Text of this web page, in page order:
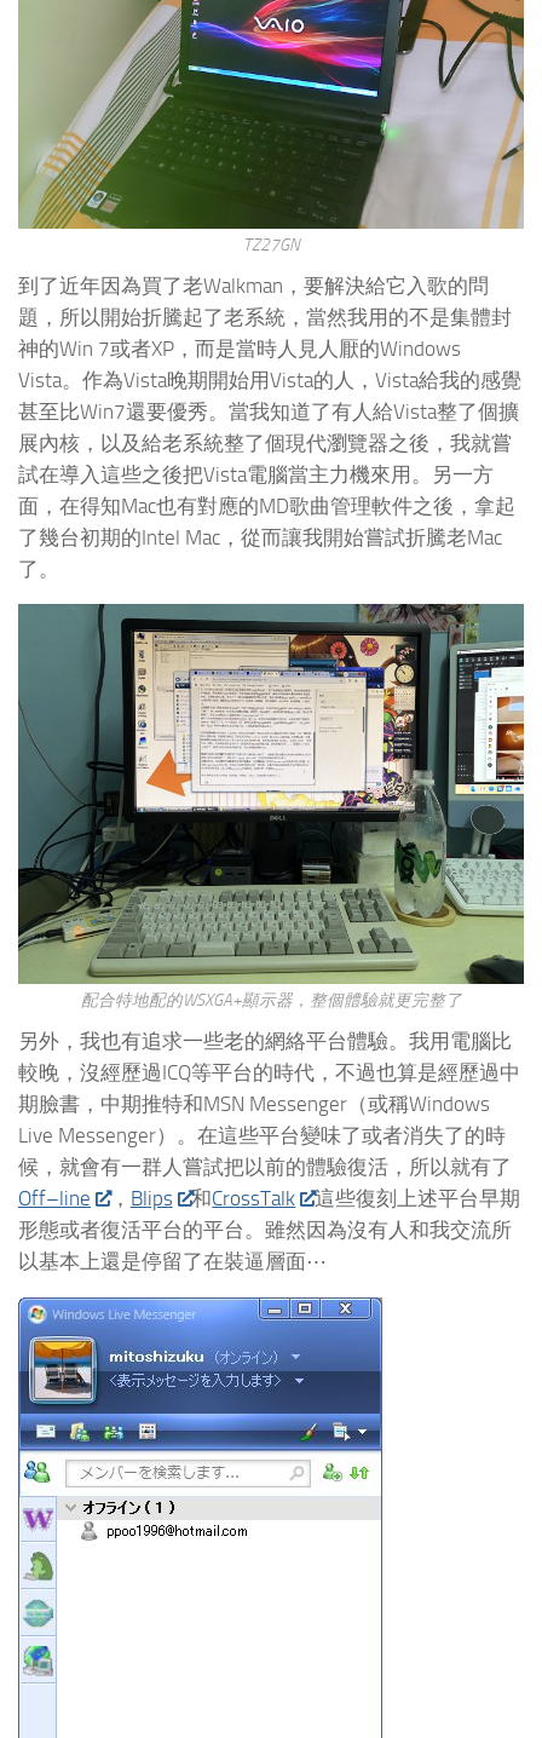
TZ27GN
到了近年因為買了老Walkman，要解決給它入歌的問
題，所以開始折騰起了老系統，當然我用的不是集體封
神的Win 7或者XP，而是當時人見人厭的Windows
Vista。作為Vista晚期開始用Vista的人，Vista給我的感覺
甚至比Win7還要優秀。當我知道了有人給Vista整了個擴
展內核，以及給老系統整了個現代瀏覽器之後，我就嘗
試在導入這些之後把Vista電腦當主力機來用。另一方
面，在得知Mac也有對應的MD歌曲管理軟件之後，拿起
了幾台初期的Intel Mac，從而讓我開始嘗試折騰老Mac
了。
配合特地配的WSXGA+顯示器，整個體驗就更完整了
另外，我也有追求一些老的網絡平台體驗。我用電腦比
較晚，沒經歷過ICQ等平台的時代，不過也算是經歷過中
期臉書，中期推特和MSN Messenger（或稱Windows
Live Messenger）。在這些平台變味了或者消失了的時
候，就會有一群人嘗試把以前的體驗復活，所以就有了
Off–line
， Blips 和CrossTalk
這些復刻上述平台早期
形態或者復活平台的平台。雖然因為沒有人和我交流所
以基本上還是停留了在裝逼層面⋯